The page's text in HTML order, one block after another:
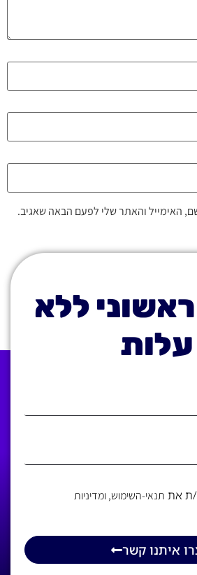
האימייל והאתר שלי לפעם הבאה שאגיב.
ללא
עלות
ת את תנאי-השימוש, ומדיניות
איתנו קשר